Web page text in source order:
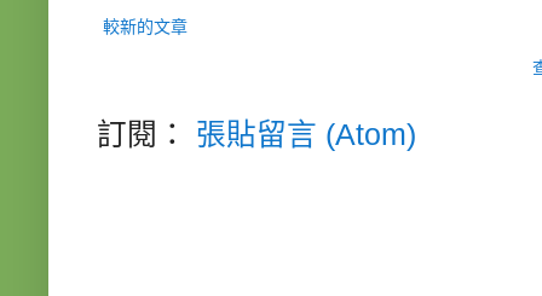
較新的文章
訂閱： 張貼留言 (Atom)